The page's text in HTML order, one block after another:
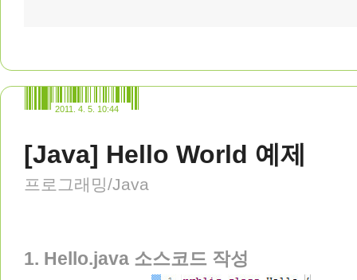
2011. 4. 5. 10:44
[Java] Hello World 예제
프로그래밍/Java
1. Hello.java 소스코드 작성